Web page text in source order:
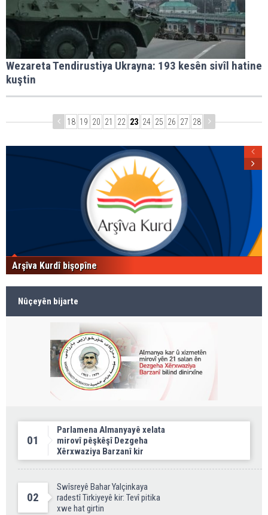
Wezareta Tendirustiya Ukrayna: 193 kesên sivîl hatine
kuştin
18 19 20 21 22 23 24 25 26 27 28
Arşîva Kurdî bişopîne
Nûçeyên bijarte
01
Parlamena Almanyayê xelata
mirovî pêşkêşî Dezgeha
Xêrxwaziya Barzanî kir
02
Swîsreyê Bahar Yalçinkaya
radestî Tirkiyeyê kir: Tevî pitika
xwe hat girtin